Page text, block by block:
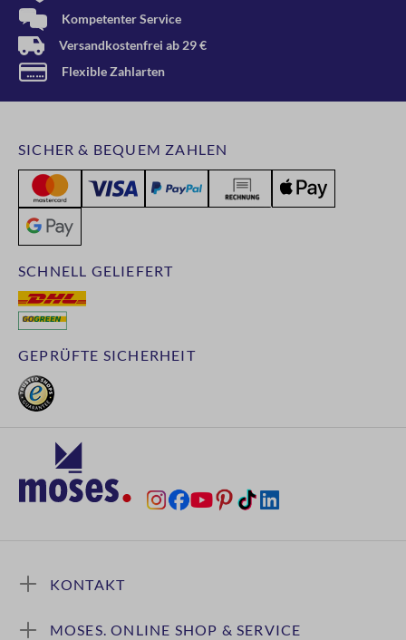
Kompetenter Service
Versandkostenfrei ab 29 €
Flexible Zahlarten
GEPRÜFTE SICHERHEIT
SCHNELL GELIEFERT
SICHER & BEQUEM ZAHLEN
KONTAKT
MOSES. ONLINE SHOP & SERVICE